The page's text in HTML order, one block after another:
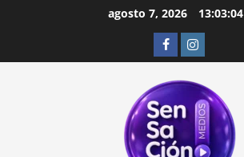
agosto 7, 2026 13:03:05
FacebookInstagram